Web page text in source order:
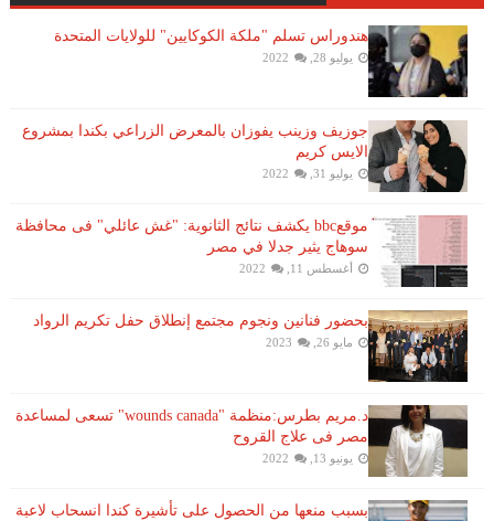
هندوراس تسلم "ملكة الكوكايين" للولايات المتحدة
يوليو 28, 2022
جوزيف وزينب يفوزان بالمعرض الزراعي بكندا بمشروع
الايس كريم
يوليو 31, 2022
موقعbbc يكشف نتائج الثانوية: "غش عائلي" فى محافظة
سوهاج يثير جدلا في مصر
أغسطس 11, 2022
بحضور فنانين ونجوم مجتمع إنطلاق حفل تكريم الرواد
مايو 26, 2023
د.مريم بطرس:منظمة "wounds canada" تسعى لمساعدة
مصر فى علاج القروح
يونيو 13, 2022
بسبب منعها من الحصول على تأشيرة كندا انسحاب لاعبة ​